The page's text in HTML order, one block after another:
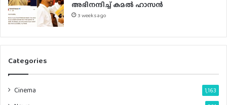
അഭിനന്ദിച്ച് കമൽ ഹാസൻ
3 weeks ago
Categories
Cinema 1,163